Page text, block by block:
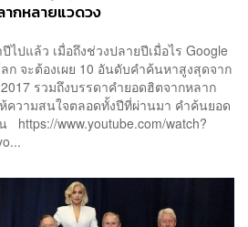
กหลายแวดวง
ไปแล้ว เมื่อถึงช่วงปลายปีเมื่อไร Google
ก จะต้องเผย 10 อันดับคำค้นหาสูงสุดจาก
รวมถึงบรรดาคำยอดฮิตจากหลาก
ความสนใจตลอดทั้งปีที่ผ่านมา คำค้นยอด
https://www.youtube.com/watch?